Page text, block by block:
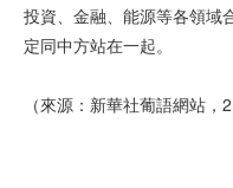
投資、金融、能源等各領域
定同中方站在一起。
（來源：新華社葡語網站，